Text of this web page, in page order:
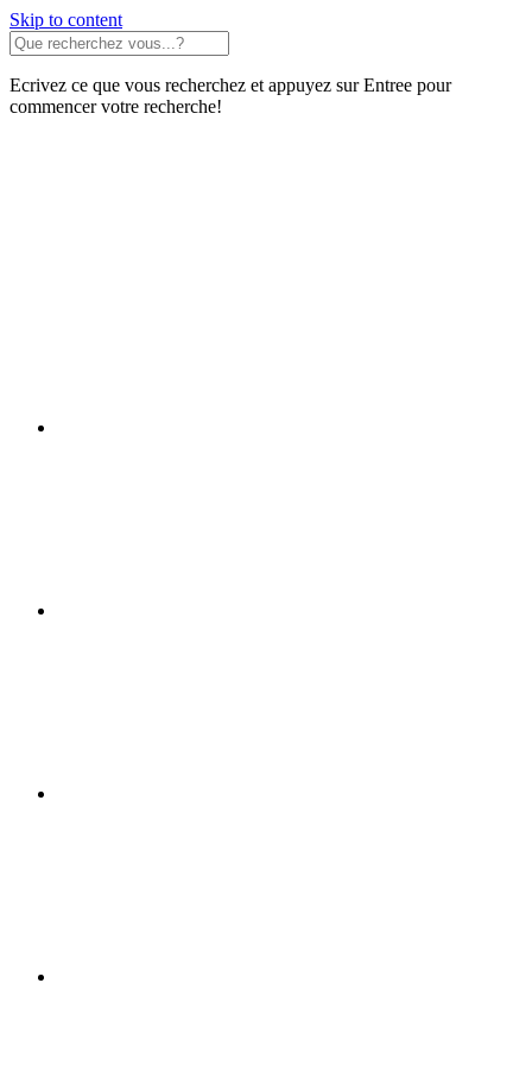
Skip to content
Ecrivez ce que vous recherchez et appuyez sur Entree pour
commencer votre recherche!